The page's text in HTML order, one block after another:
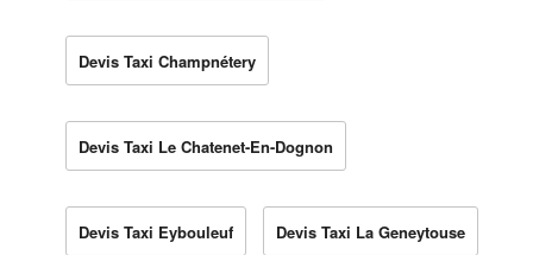
Devis Taxi Champnétery
Devis Taxi Le Chatenet-En-Dognon
Devis Taxi Eybouleuf Devis Taxi La Geneytouse